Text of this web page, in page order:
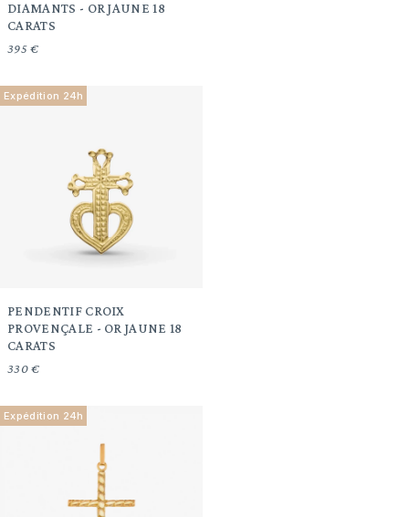
DIAMANTS - OR JAUNE 18
CARATS
395 €
Expédition 24h
PENDENTIF CROIX
PROVENÇALE - OR JAUNE 18
CARATS
330 €
Expédition 24h